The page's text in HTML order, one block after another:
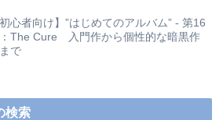
初心者向け】”はじめてのアルバム” - 第16
The Cure 入門作から個性的な暗黒作
で
検索